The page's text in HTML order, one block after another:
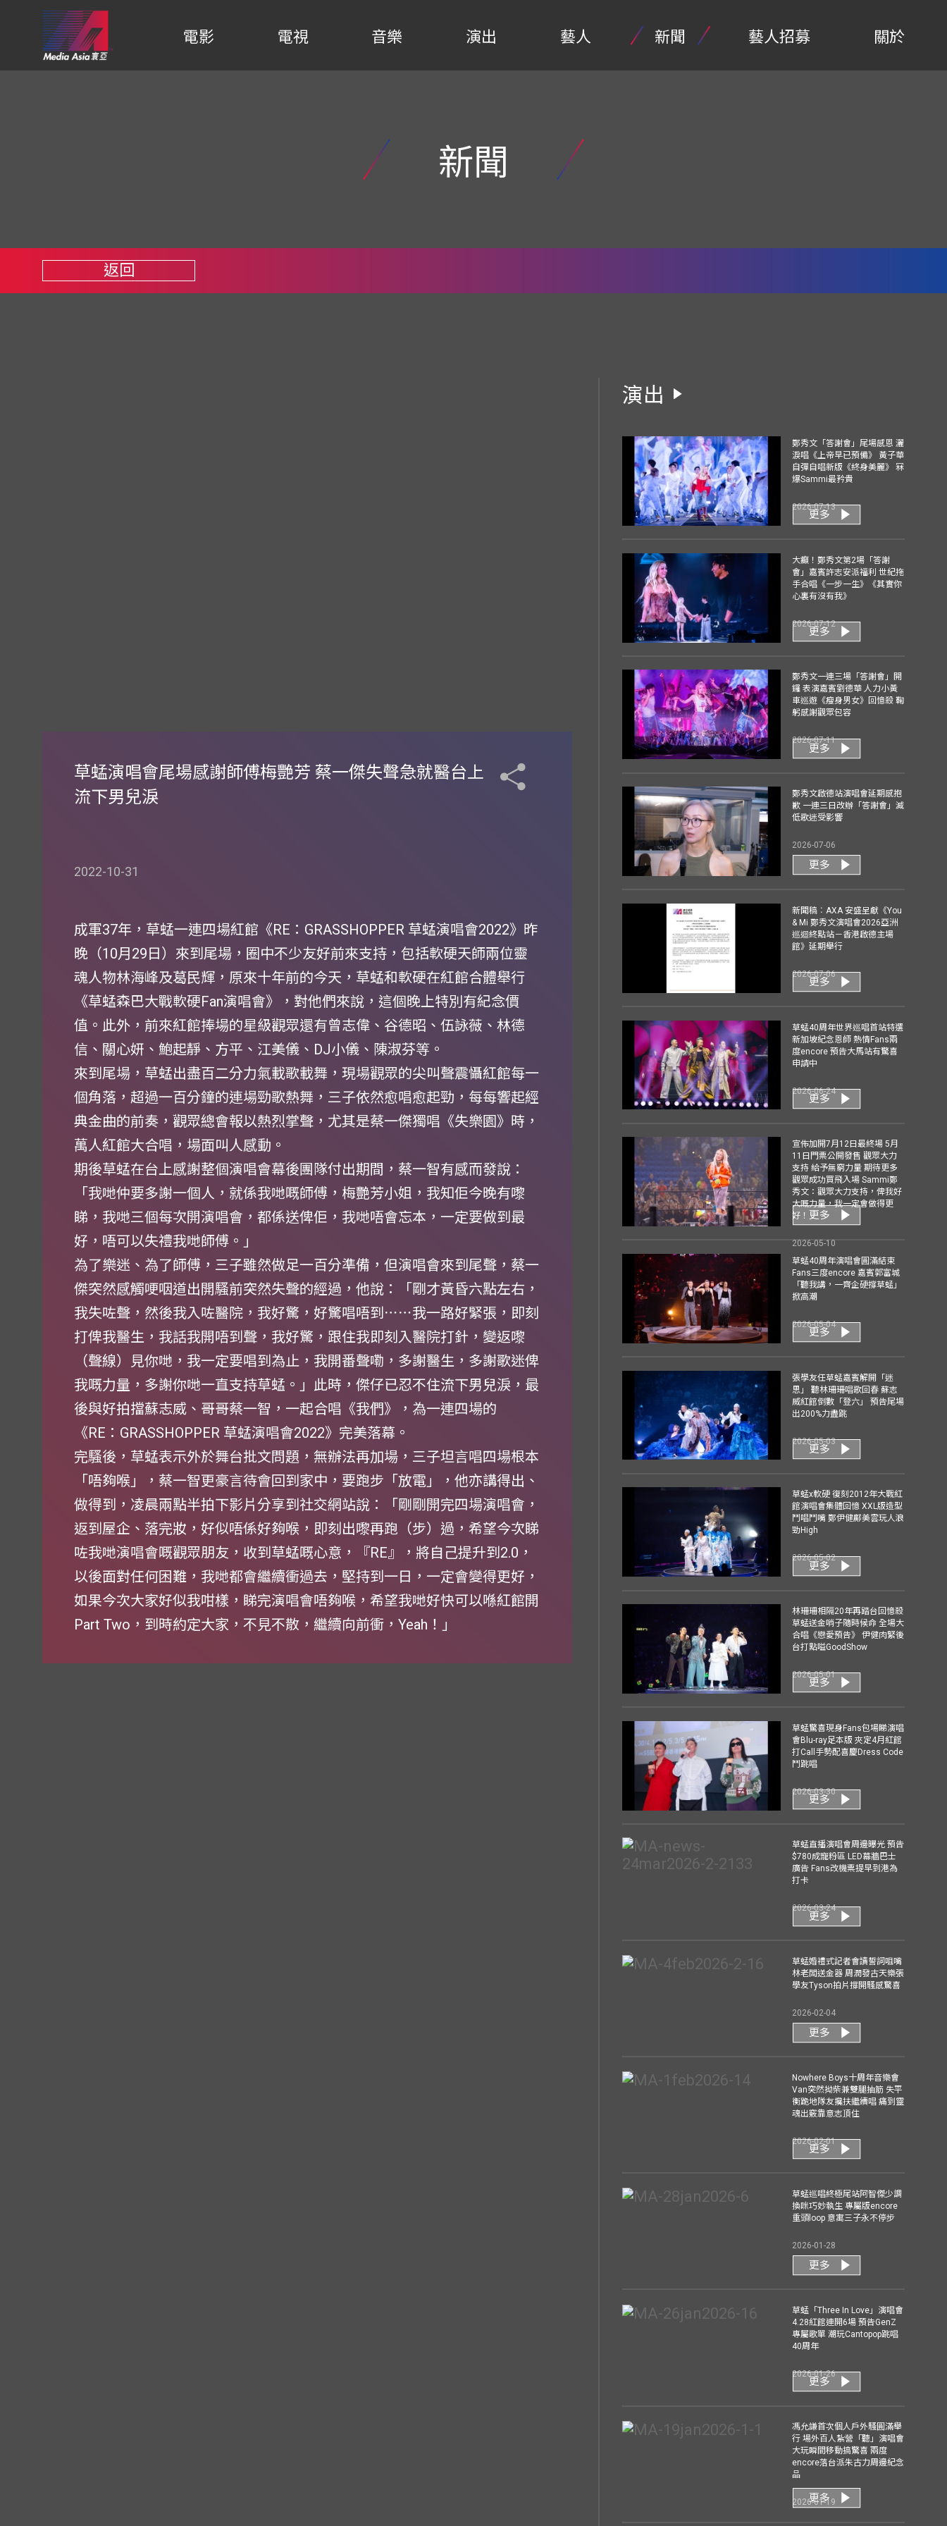
電影 電視 音樂 演出 藝人 新聞 藝人招募 關於
新聞
返回
草蜢演唱會尾場感謝師傅梅艷芳 蔡一傑失聲急就醫台上
流下男兒淚
2022-10-31
成軍37年，草蜢一連四場紅館《RE：GRASSHOPPER 草蜢演唱會2022》昨
晚（10月29日）來到尾場，圈中不少友好前來支持，包括軟硬天師兩位靈
魂人物林海峰及葛民輝，原來十年前的今天，草蜢和軟硬在紅館合體舉行
《草蜢森巴大戰軟硬Fan演唱會》，對他們來說，這個晚上特別有紀念價
值。此外，前來紅館捧場的星級觀眾還有曾志偉、谷德昭、伍詠薇、林德
信、關心妍、鮑起靜、方平、江美儀、DJ小儀、陳淑芬等。
來到尾場，草蜢出盡百二分力氣載歌載舞，現場觀眾的尖叫聲震懾紅館每一
個角落，超過一百分鐘的連場勁歌熱舞，三子依然愈唱愈起勁，每每響起經
典金曲的前奏，觀眾總會報以熱烈掌聲，尤其是蔡一傑獨唱《失樂園》時，
萬人紅館大合唱，場面叫人感動。
期後草蜢在台上感謝整個演唱會幕後團隊付出期間，蔡一智有感而發說：
「我哋仲要多謝一個人，就係我哋嘅師傅，梅艷芳小姐，我知佢今晚有嚟
睇，我哋三個每次開演唱會，都係送俾佢，我哋唔會忘本，一定要做到最
好，唔可以失禮我哋師傅。」
為了樂迷、為了師傅，三子雖然做足一百分準備，但演唱會來到尾聲，蔡一
傑突然感觸哽咽道出開騷前突然失聲的經過，他說：「剛才黃昏六點左右，
我失咗聲，然後我入咗醫院，我好驚，好驚唱唔到⋯⋯我一路好緊張，即刻
打俾我醫生，我話我開唔到聲，我好驚，跟住我即刻入醫院打針，變返嚟
（聲線）見你哋，我一定要唱到為止，我開番聲嘞，多謝醫生，多謝歌迷俾
我嘅力量，多謝你哋一直支持草蜢。」此時，傑仔已忍不住流下男兒淚，最
後與好拍擋蘇志威、哥哥蔡一智，一起合唱《我們》，為一連四場的
《RE：GRASSHOPPER 草蜢演唱會2022》完美落幕。
完騷後，草蜢表示外於舞台批文問題，無辦法再加場，三子坦言唱四場根本
「唔夠喉」，蔡一智更豪言待會回到家中，要跑步「放電」，他亦講得出、
做得到，凌晨兩點半拍下影片分享到社交網站說：「剛剛開完四場演唱會，
返到屋企、落完妝，好似唔係好夠喉，即刻出嚟再跑（步）過，希望今次睇
咗我哋演唱會嘅觀眾朋友，收到草蜢嘅心意，『RE』，將自己提升到2.0，
以後面對任何困難，我哋都會繼續衝過去，堅持到一日，一定會變得更好，
如果今次大家好似我咁樣，睇完演唱會唔夠喉，希望我哋好快可以喺紅館開
Part Two，到時約定大家，不見不散，繼續向前衝，Yeah！」
演出
鄭秀文「答謝會」尾場感恩 灑
淚唱《上帝早已預備》 黃子華
自彈自唱新版《終身美麗》 冧
爆Sammi最矜貴
2026-07-13
更多
大癲！鄭秀文第2場「答謝
會」嘉賓許志安派福利 世紀拖
手合唱《一步一生》《其實你
心裏有沒有我》
2026-07-12
更多
鄭秀文一連三場「答謝會」開
鑼 表演嘉賓劉德華 人力小黃
車巡遊《瘦身男女》回憶殺 鞠
躬感謝觀眾包容
2026-07-11
更多
鄭秀文啟德站演唱會延期感抱
歉 一連三日改辦「答謝會」減
低歌迷受影響
2026-07-06
更多
新聞稿︰AXA 安盛呈獻《You
& Mi 鄭秀文演唱會2026亞洲
巡迴終點站－香港啟德主場
館》延期舉行
2026-07-06
更多
草蜢40周年世界巡唱首站特選
新加坡紀念恩師 熱情Fans兩
度encore 預告大馬站有驚喜
申請中
2026-06-24
更多
宣佈加開7月12日最終場 5月
11日門票公開發售 觀眾大力
支持 給予無窮力量 期待更多
觀眾成功買飛入場 Sammi鄭
秀文：觀眾大力支持，俾我好
大嘅力量，我一定會做得更
好！
2026-05-10
更多
草蜢40周年演唱會圓滿結束
Fans三度encore 嘉賓郭富城
「聽我講，一齊企硬撐草蜢」
掀高潮
2026-05-04
更多
張學友任草蜢嘉賓解開「迷
思」 聽林珊珊唱歌回春 蘇志
威紅館倒數「登六」 預告尾場
出200%力盡跳
2026-05-03
更多
草蜢x軟硬 復刻2012年大戰紅
館演唱會集體回憶 XXL版造型
鬥唱鬥嘴 鄭伊健鄺美雲玩人浪
勁High
2026-05-02
更多
林珊珊相隔20年再踏台回憶殺
草蜢送金哨子隨時候命 全場大
合唱《戀愛預告》 伊健肉緊後
台打點嗌GoodShow
2026-05-01
更多
草蜢驚喜現身Fans包場睇演唱
會Blu-ray足本版 夾定4月紅館
打Call手勢配喜慶Dress Code
鬥跳唱
2026-03-30
更多
草蜢直播演唱會周邊曝光 預告
$780成寵粉區 LED幕牆巴士
廣告 Fans改機票提早到港為
打卡
2026-03-24
更多
草蜢婚禮式記者會讀誓詞咀嘴
林老闆送金器 周潤發古天樂張
學友Tyson拍片撐開騷感驚喜
2026-02-04
更多
Nowhere Boys十周年音樂會
Van突然拗柴兼雙腿抽筋 失平
衡跪地隊友攙扶繼續唱 痛到靈
魂出竅靠意志頂住
2026-02-01
更多
草蜢巡唱終極尾站阿智傑少調
換咪巧妙執生 專屬版encore
重頭loop 意寓三子永不停步
2026-01-28
更多
草蜢「Three In Love」演唱會
4.28紅館連開6場 預告GenZ
專屬歌單 潮玩Cantopop跳唱
40周年
2026-01-26
更多
馮允謙首次個人戶外騷圓滿舉
行 場外百人紮營「聽」演唱會
大玩瞬間移動搞驚喜 兩度
encore落台派朱古力周邊紀念
品
2026-01-19
更多